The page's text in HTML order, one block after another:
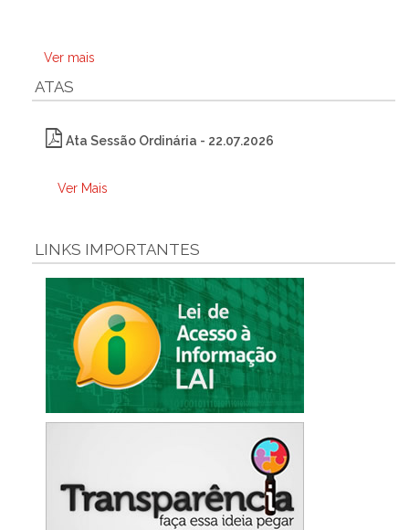
Ver mais
ATAS
Ata Sessão Ordinária - 22.07.2026
Ver Mais
LINKS IMPORTANTES